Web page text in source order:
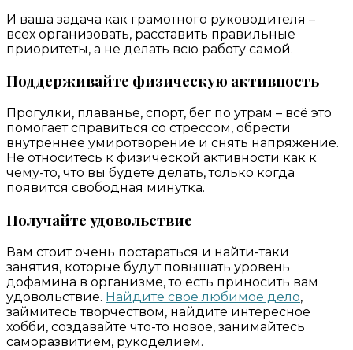
И ваша задача как грамотного руководителя –
всех организовать, расставить правильные
приоритеты, а не делать всю работу самой.
Поддерживайте физическую активность
Прогулки, плаванье, спорт, бег по утрам – всё это
помогает справиться со стрессом, обрести
внутреннее умиротворение и снять напряжение.
Не относитесь к физической активности как к
чему-то, что вы будете делать, только когда
появится свободная минутка.
Получайте удовольствие
Вам стоит очень постараться и найти-таки
занятия, которые будут повышать уровень
дофамина в организме, то есть приносить вам
удовольствие. Найдите свое любимое дело,
займитесь творчеством, найдите интересное
хобби, создавайте что-то новое, занимайтесь
саморазвитием, рукоделием.